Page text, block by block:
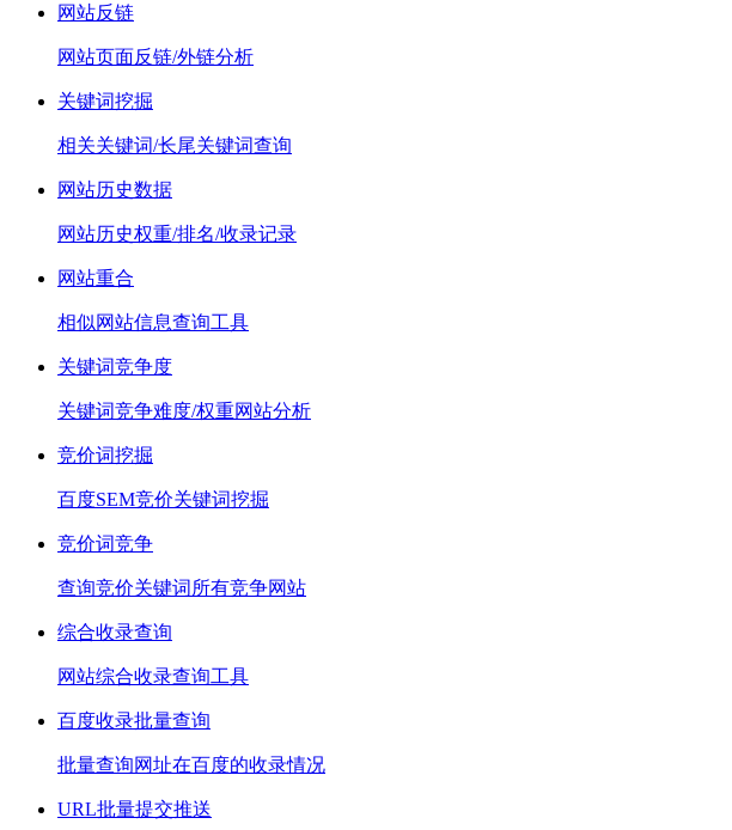
网站反链
网站页面反链/外链分析
关键词挖掘
相关关键词/长尾关键词查询
网站历史数据
网站历史权重/排名/收录记录
网站重合
相似网站信息查询工具
关键词竞争度
关键词竞争难度/权重网站分析
竞价词挖掘
百度SEM竞价关键词挖掘
竞价词竞争
查询竞价关键词所有竞争网站
综合收录查询
网站综合收录查询工具
百度收录批量查询
批量查询网址在百度的收录情况
URL批量提交推送